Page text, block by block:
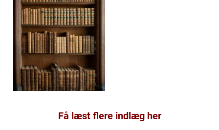
Få læst flere indlæg her